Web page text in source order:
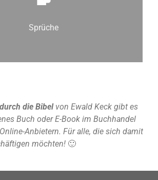
Sprüche
die Bibel von Ewald Keck gibt es
Buch oder E-Book im Buchhandel
Anbietern. Für alle, die sich damit
möchten! 🙂